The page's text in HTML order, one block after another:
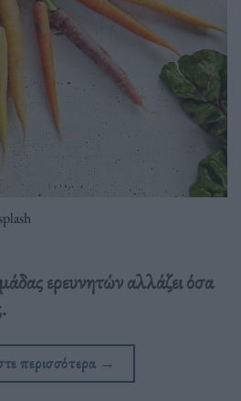
ερευνητών αλλάζει όσα
περισσότερα →